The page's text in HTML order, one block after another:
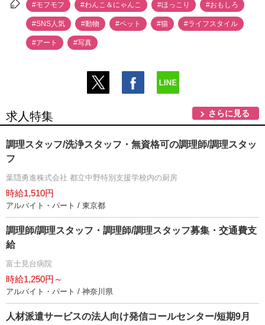
#モフモフ #わんこ＆にゃんこ #ほっこり #おもしろ
#SNS人気 #動物 #ペット #猫 #ライフスタイル
#アート #写真
求人特集 さらに見る
調理スタッフ/洗浄スタッフ・無資格可の調理師/調理スタッ
フ
葉隠勇進株式会社 都立中野特別支援学校内の厨房
時給1,510円
アルバイト・パート / 東京都
調理師/調理スタッフ・調理師/調理スタッフ募集・交通費支
給
富士見台病院
時給1,250円～
アルバイト・パート / 神奈川県
人材派遣サービスの法人向け発信コールセンター/短期9月